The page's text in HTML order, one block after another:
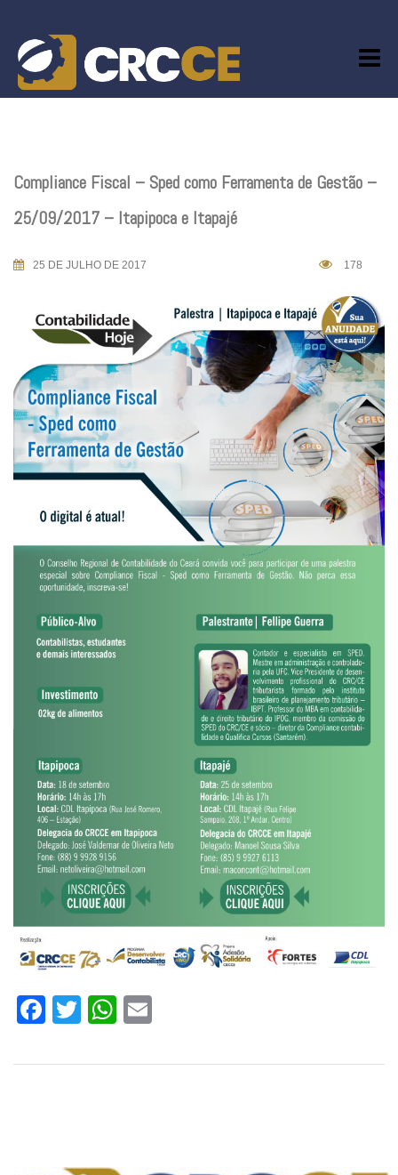
content
Compliance Fiscal – Sped como Ferramenta de Gestão –
25/09/2017 – Itapipoca e Itapajé
25 DE JULHO DE 2017 178
Facebook
TwitterWhatsApp